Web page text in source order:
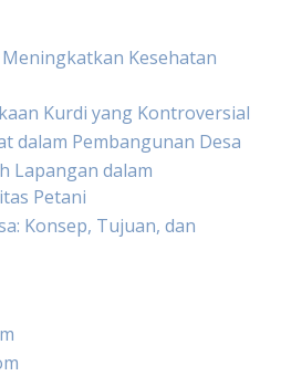
Kesehatan
Kurdi yang Kontroversial
dalam Pembangunan Desa
Lapangan dalam
Petani
Konsep, Tujuan, dan